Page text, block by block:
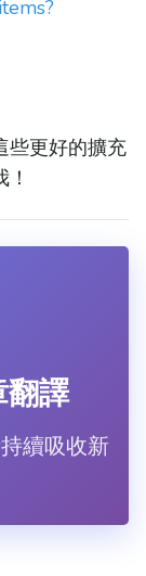
些更好的擴充
譯
續吸收新